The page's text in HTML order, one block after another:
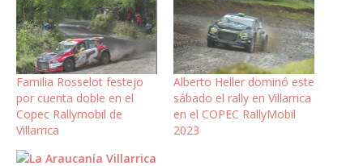
Familia Rosselot festejo
por cuenta doble en el
Copec Rallymobil de
Villarrica
Alberto Heller dominó este
sábado el rally en Villarrica
en el COPEC RallyMobil
2023